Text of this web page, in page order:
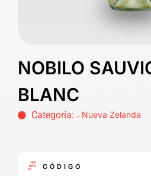
NOBILO
BLANC
Categoría: , Nueva Zelanda
CÓDIGO